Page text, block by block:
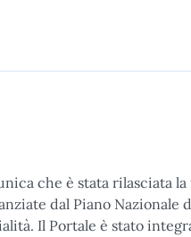
che è stata rilasciata
dal Piano Nazionale
Il Portale è stato